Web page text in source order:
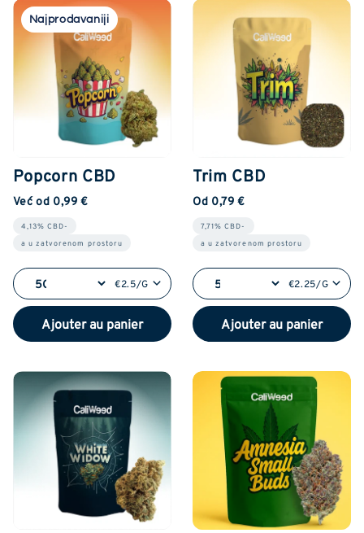
Najprodavaniji
Popcorn CBD
Već od 0,99 €
4,13% CBD-
a u zatvorenom prostoru
€2.5/G
Ajouter au panier
Trim CBD
Od 0,79 €
7,71% CBD-
a u zatvorenom prostoru
€2.25/G
Ajouter au panier